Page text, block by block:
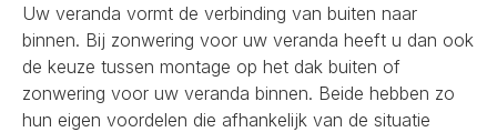
Uw veranda vormt de verbinding van buiten naar
binnen. Bij zonwering voor uw veranda heeft u dan ook
de keuze tussen montage op het dak buiten of
zonwering voor uw veranda binnen. Beide hebben zo
hun eigen voordelen die afhankelijk van de situatie